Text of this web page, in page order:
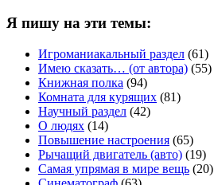
Я пишу на эти темы:
Игроманиакальный раздел (61)
Имею сказать… (от автора) (55)
Книжная полка (94)
Комната для курящих (81)
Научный раздел (42)
О людях (14)
Повышение настроения (65)
Рычащий двигатель (авто) (19)
Самая упрямая в мире вещь (20)